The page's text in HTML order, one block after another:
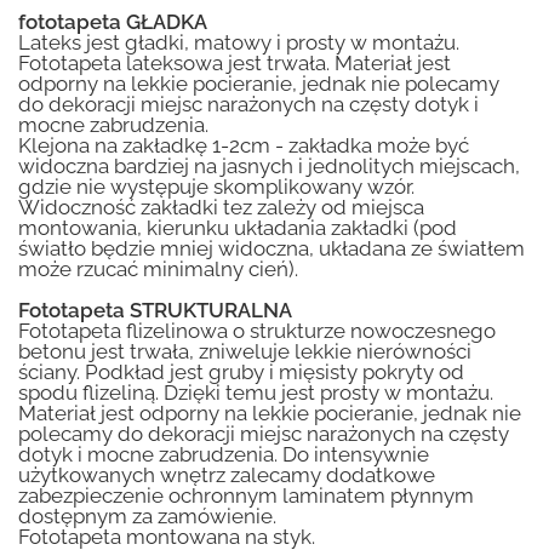
fototapeta GŁADKA
Lateks jest gładki, matowy i prosty w montażu.
Fototapeta lateksowa jest trwała. Materiał jest
odporny na lekkie pocieranie, jednak nie polecamy
do dekoracji miejsc narażonych na częsty dotyk i
mocne zabrudzenia.
Klejona na zakładkę 1-2cm - zakładka może być
widoczna bardziej na jasnych i jednolitych miejscach,
gdzie nie występuje skomplikowany wzór.
Widoczność zakładki tez zależy od miejsca
montowania, kierunku układania zakładki (pod
światło będzie mniej widoczna, układana ze światłem
może rzucać minimalny cień).
Fototapeta STRUKTURALNA
Fototapeta flizelinowa o strukturze nowoczesnego
betonu jest trwała, zniweluje lekkie nierówności
ściany. Podkład jest gruby i mięsisty pokryty od
spodu flizeliną. Dzięki temu jest prosty w montażu.
Materiał jest odporny na lekkie pocieranie, jednak nie
polecamy do dekoracji miejsc narażonych na częsty
dotyk i mocne zabrudzenia. Do intensywnie
użytkowanych wnętrz zalecamy dodatkowe
zabezpieczenie ochronnym laminatem płynnym
dostępnym za zamówienie.
Fototapeta montowana na styk.